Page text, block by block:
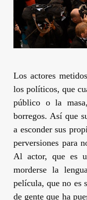
Los actores
los políticos, que
público o la
borregos. Así que
a esconder sus
perversiones para
Al actor, que es
morderse la
película, que no es
de gente que ha